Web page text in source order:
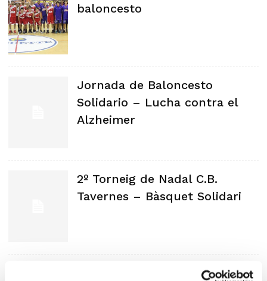
baloncesto
Jornada de Baloncesto
Solidario – Lucha contra el
Alzheimer
2º Torneig de Nadal C.B.
Tavernes – Bàsquet Solidari
II Día del Baloncesto Solidario